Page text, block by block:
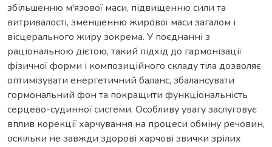
збільшенню м'язової маси, підвищенню сили та
витривалості, зменшенню жирової маси загалом і
вісцерального жиру зокрема. У поєднанні з
раціональною дієтою, такий підхід до гармонізації
фізичної форми і композиційного складу тіла дозволяє
оптимізувати енергетичний баланс, збалансувати
гормональний фон та покращити функціональність
серцево-судинної системи. Особливу увагу заслуговує
вплив корекції харчування на процеси обміну речовин,
оскільки не завжди здорові харчові звички зрілих